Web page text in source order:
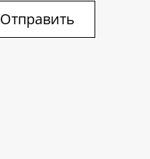
Отправить